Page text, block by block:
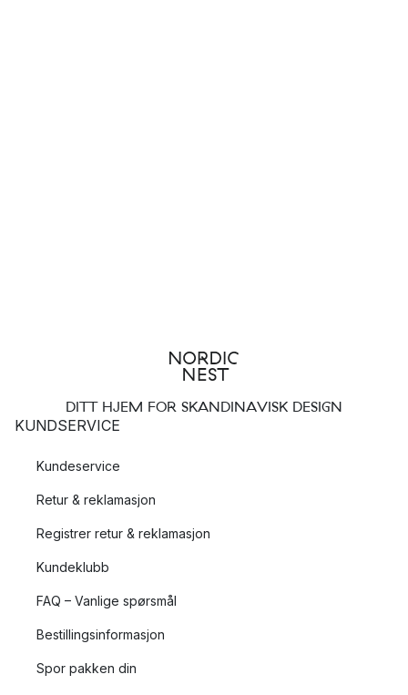
DITT HJEM FOR SKANDINAVISK DESIGN
KUNDSERVICE
Kundeservice
Retur & reklamasjon
Registrer retur & reklamasjon
Kundeklubb
FAQ – Vanlige spørsmål
Bestillingsinformasjon
Spor pakken din